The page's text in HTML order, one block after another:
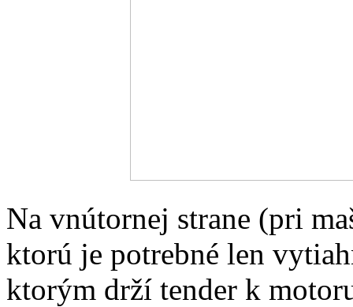
Na vnútornej strane (pri
ktorú je potrebné len
ktorým drží tender k